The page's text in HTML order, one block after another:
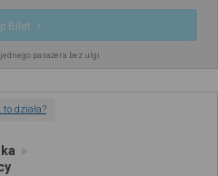
Bilet
jednego pasażera bez ulgi
to działa?